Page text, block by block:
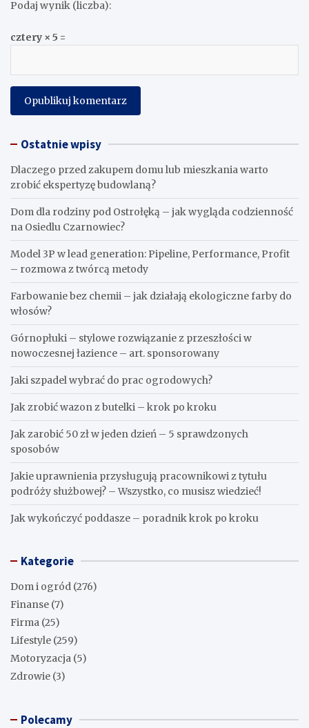
Podaj wynik (liczba):
cztery × 5 =
Ostatnie wpisy
Dlaczego przed zakupem domu lub mieszkania warto
zrobić ekspertyzę budowlaną?
Dom dla rodziny pod Ostrołęką – jak wygląda codzienność
na Osiedlu Czarnowiec?
Model 3P w lead generation: Pipeline, Performance, Profit
– rozmowa z twórcą metody
Farbowanie bez chemii – jak działają ekologiczne farby do
włosów?
Górnopłuki – stylowe rozwiązanie z przeszłości w
nowoczesnej łazience – art. sponsorowany
Jaki szpadel wybrać do prac ogrodowych?
Jak zrobić wazon z butelki – krok po kroku
Jak zarobić 50 zł w jeden dzień – 5 sprawdzonych
sposobów
Jakie uprawnienia przysługują pracownikowi z tytułu
podróży służbowej? – Wszystko, co musisz wiedzieć!
Jak wykończyć poddasze – poradnik krok po kroku
Kategorie
Dom i ogród (276)
Finanse (7)
Firma (25)
Lifestyle (259)
Motoryzacja (5)
Zdrowie (3)
Polecamy